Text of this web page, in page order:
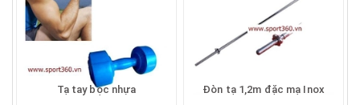
Tạ tay bọc nhựa Đòn tạ 1,2m đặc mạ Inox